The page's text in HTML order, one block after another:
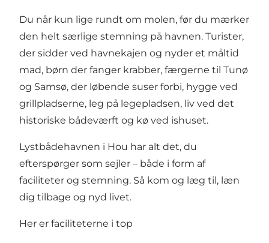
Du når kun lige rundt om molen, før du mærker
den helt særlige stemning på havnen. Turister,
der sidder ved havnekajen og nyder et måltid
mad, børn der fanger krabber, færgerne til Tunø
og Samsø, der løbende suser forbi, hygge ved
grillpladserne, leg på legepladsen, liv ved det
historiske bådeværft og kø ved ishuset.
Lystbådehavnen i Hou har alt det, du
efterspørger som sejler – både i form af
faciliteter og stemning. Så kom og læg til, læn
dig tilbage og nyd livet.
Her er faciliteterne i top